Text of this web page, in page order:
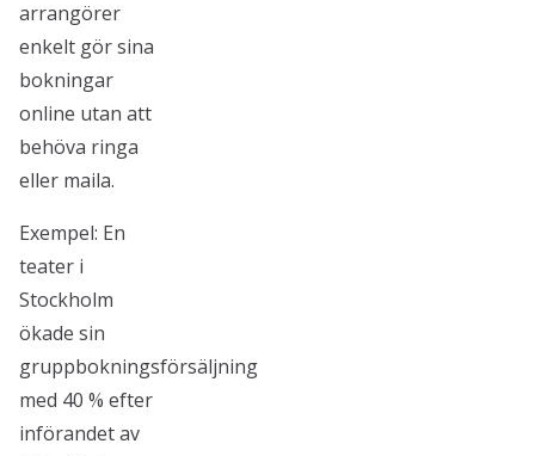
arrangörer
enkelt gör sina
bokningar
online utan att
behöva ringa
eller maila.
Exempel: En
teater i
Stockholm
ökade sin
gruppbokningsförsäljning
med 40 % efter
införandet av